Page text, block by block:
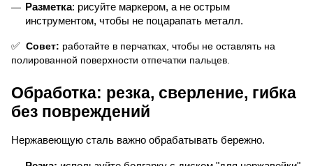
Разметка: рисуйте маркером, а не острым
инструментом, чтобы не поцарапать металл.
✅ Совет: работайте в перчатках, чтобы не оставлять на
полированной поверхности отпечатки пальцев.
Обработка: резка, сверление, гибка
без повреждений
Нержавеющую сталь важно обрабатывать бережно.